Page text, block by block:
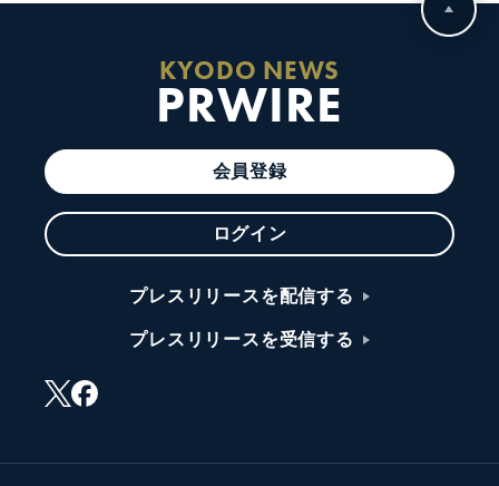
KYODO NEWS
PRWIRE
会員登録
ログイン
プレスリリースを配信する
プレスリリースを受信する